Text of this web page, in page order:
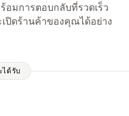
อมการตอบกลับที่รวดเร็ว
ปิดร้านค้าของคุณได้อย่าง
ด้รับ